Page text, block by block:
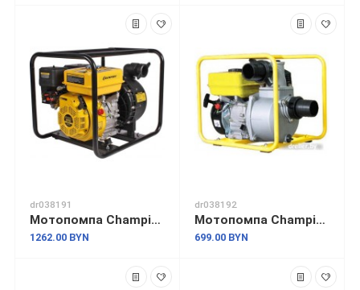
dr038191
Мотопомпа Champion GP55
1262.00 BYN
dr038192
Мотопомпа Champion GP80
699.00 BYN